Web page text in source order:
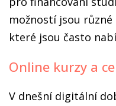
možností jsou
které jsou často
Online kurzy a
V dnešní digitální